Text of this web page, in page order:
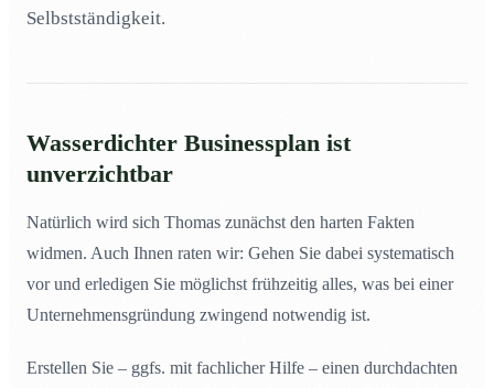
Ferienzeit überbrücken als Spezialreiniger
Selbstständigkeit.
Wasserdichter Businessplan ist
unverzichtbar
Natürlich wird sich Thomas zunächst den harten Fakten
widmen. Auch Ihnen raten wir: Gehen Sie dabei systematisch
vor und erledigen Sie möglichst frühzeitig alles, was bei einer
Unternehmensgründung zwingend notwendig ist.
Erstellen Sie – ggfs. mit fachlicher Hilfe – einen durchdachten